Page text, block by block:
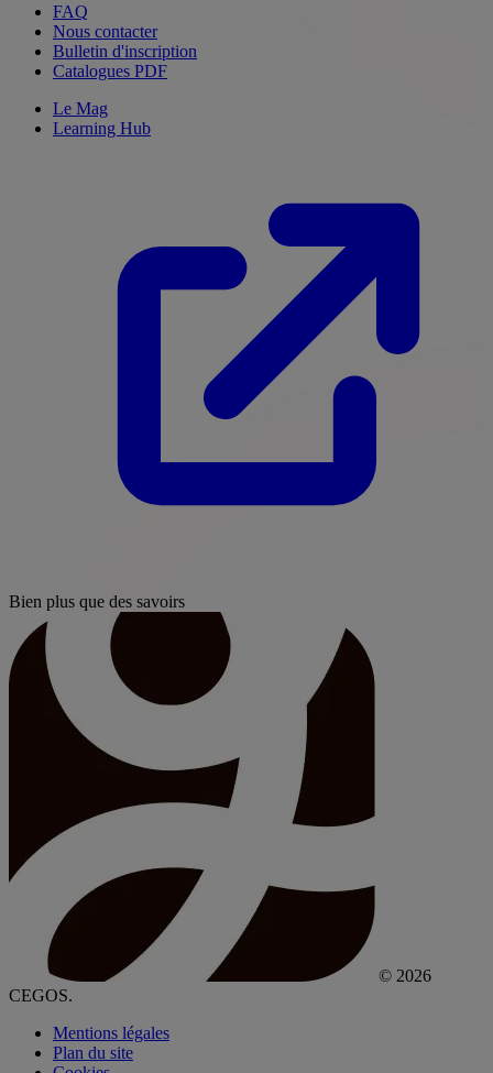
FAQ
Nous contacter
Bulletin d'inscription
Catalogues PDF
Le Mag
Learning Hub
Bien plus que des savoirs
© 2026
CEGOS.
Mentions légales
Plan du site